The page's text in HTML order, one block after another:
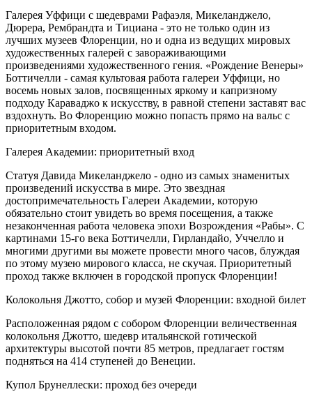
Галерея Уффици с шедеврами Рафаэля, Микеланджело,
Дюрера, Рембрандта и Тициана - это не только один из
лучших музеев Флоренции, но и одна из ведущих мировых
художественных галерей с завораживающими
произведениями художественного гения. «Рождение Венеры»
Боттичелли - самая культовая работа галереи Уффици, но
восемь новых залов, посвященных яркому и капризному
подходу Караваджо к искусству, в равной степени заставят вас
вздохнуть. Во Флоренцию можно попасть прямо на вальс с
приоритетным входом.
Галерея Академии: приоритетный вход
Статуя Давида Микеланджело - одно из самых знаменитых
произведений искусства в мире. Это звездная
достопримечательность Галереи Академии, которую
обязательно стоит увидеть во время посещения, а также
незаконченная работа человека эпохи Возрождения «Рабы». С
картинами 15-го века Боттичелли, Гирландайо, Уччелло и
многими другими вы можете провести много часов, блуждая
по этому музею мирового класса, не скучая. Приоритетный
проход также включен в городской пропуск Флоренции!
Колокольня Джотто, собор и музей Флоренции: входной билет
Расположенная рядом с собором Флоренции величественная
колокольня Джотто, шедевр итальянской готической
архитектуры высотой почти 85 метров, предлагает гостям
подняться на 414 ступеней до Венеции.
Купол Брунеллески: проход без очереди